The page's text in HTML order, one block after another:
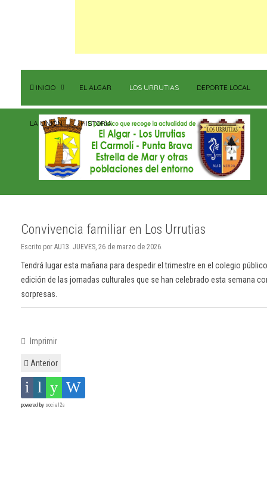
INICIO EL ALGAR LOS URRUTIAS DEPORTE LOCAL
LA UNIÓN HISTORIA
Convivencia familiar en Los Urrutias
Escrito por AU13. JUEVES, 26 de marzo de 2026.
Tendrá lugar esta mañana para despedir el trimestre en el colegio
edición de las jornadas culturales que se han celebrado esta semana
sorpresas.
Imprimir
Anterior
powered by social2s